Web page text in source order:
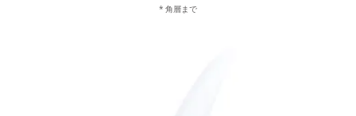
角層まで